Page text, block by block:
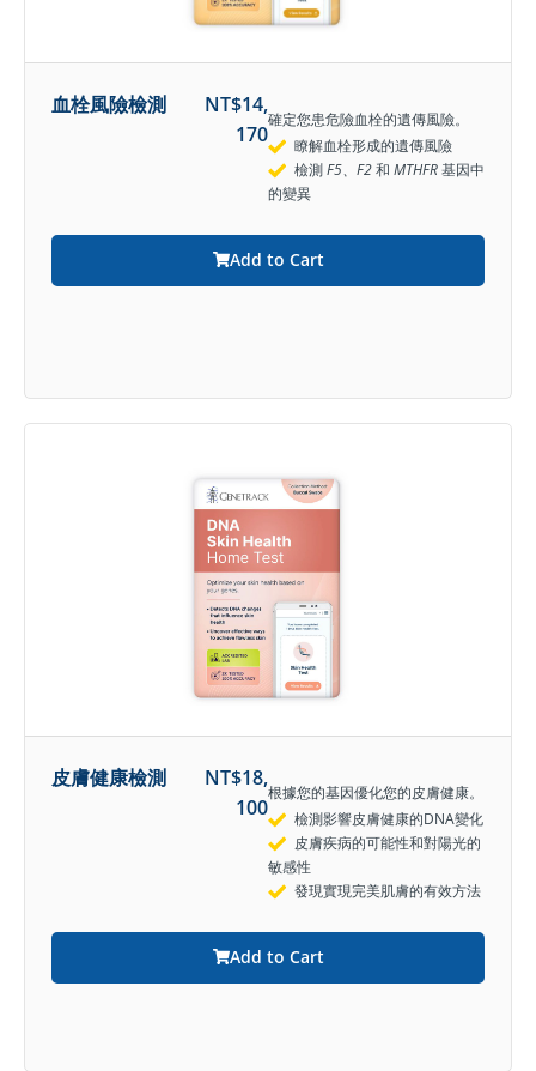
血栓風險檢測 NT$14,
170
確定您患危險血栓的遺傳風險。
瞭解血栓形成的遺傳風險
檢測F5、F2和 MTHFR基因中
的變異
Add to Cart
皮膚健康檢測 NT$18,
100
根據您的基因優化您的皮膚健康。
檢測影響皮膚健康的DNA變化
皮膚疾病的可能性和對陽光的
敏感性
發現實現完美肌膚的有效方法
Add to Cart